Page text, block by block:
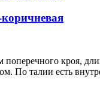
кроя,
По талии есть